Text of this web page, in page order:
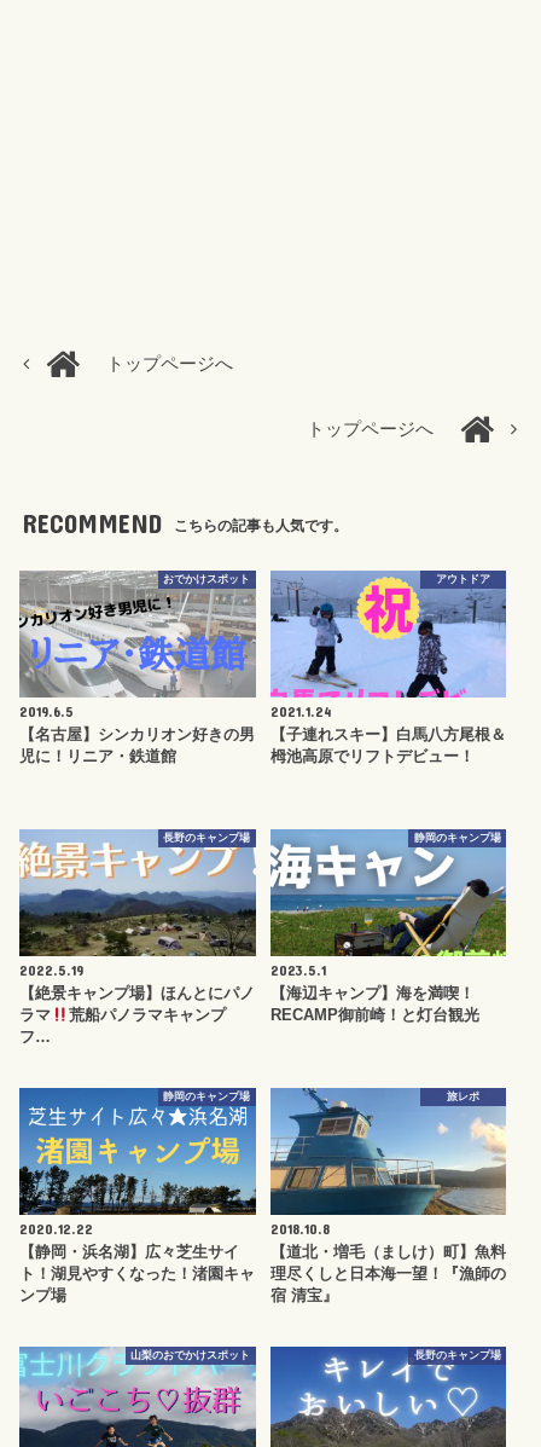
トップページへ
トップページへ
RECOMMEND こちらの記事も人気です。
おでかけスポット
2019.6.5
【名古屋】シンカリオン好きの男
児に！リニア・鉄道館
アウトドア
2021.1.24
【子連れスキー】白馬八方尾根＆
栂池高原でリフトデビュー！
長野のキャンプ場
2022.5.19
【絶景キャンプ場】ほんとにパノ
ラマ
荒船パノラマキャンプ
フ…
静岡のキャンプ場
2023.5.1
【海辺キャンプ】海を満喫！
RECAMP御前崎！と灯台観光
静岡のキャンプ場
2020.12.22
【静岡・浜名湖】広々芝生サイ
ト！湖見やすくなった！渚園キャ
ンプ場
旅レポ
2018.10.8
【道北・増毛（ましけ）町】魚料
理尽くしと日本海一望！『漁師の
宿 清宝』
山梨のおでかけスポット 長野のキャンプ場